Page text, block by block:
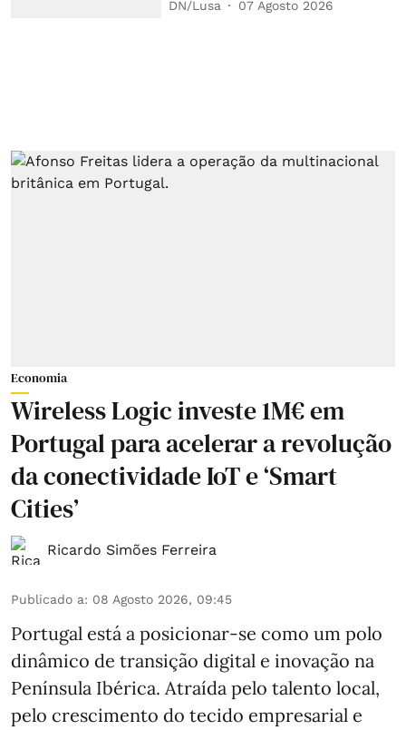
DN/Lusa 07 Agosto 2026
Economia
Wireless Logic investe 1M€ em
Portugal para acelerar a revolução
da conectividade IoT e ‘Smart
Cities’
Ricardo Simões Ferreira
Publicado a: 08 Agosto 2026, 09:45
Portugal está a posicionar-se como um polo
dinâmico de transição digital e inovação na
Península Ibérica. Atraída pelo talento local,
pelo crescimento do tecido empresarial e